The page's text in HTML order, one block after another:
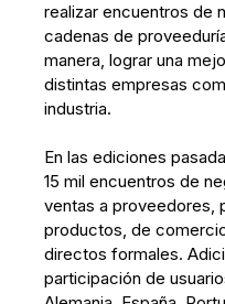
realizar encuentros de
cadenas de
manera, lograr una
distintas empresas
industria.
En las ediciones
15 mil encuentros de
ventas a proveedores,
productos, de
directos formales.
participación de